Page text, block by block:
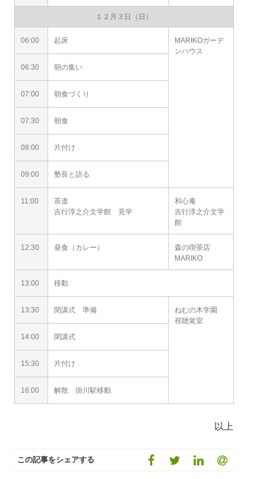
１２月３日（日）
06:00 起床
MARIKOガーデ
ンハウス
06:30
朝の集い
07:00 朝食づくり
07:30 朝食
08:00 片付け
09:00 塾長と語る
11:00
茶道
吉行淳之介文学館 見学
和心庵
吉行淳之介文学
館
12:30 昼食（カレー）
森の喫茶店
MARIKO
13:00 移動
13:30 閉講式 準備
ねむの木学園
視聴覚室
14:00
閉講式
15:30 片付け
16:00 解散 掛川駅移動
以上
この記事をシェアする